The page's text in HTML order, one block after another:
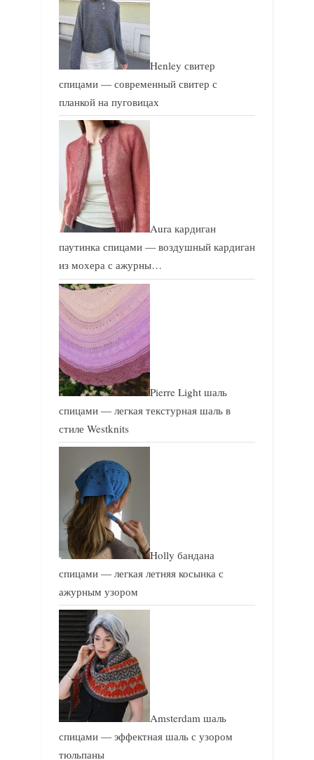
Henley свитер
спицами — современный свитер с
планкой на пуговицах
Aura кардиган
паутинка спицами — воздушный кардиган
из мохера с ажурны…
Pierre Light шаль
спицами — легкая текстурная шаль в
стиле Westknits
Holly бандана
спицами — легкая летняя косынка с
ажурным узором
Amsterdam шаль
спицами — эффектная шаль с узором
тюльпаны